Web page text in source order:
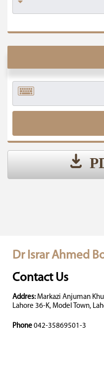
Dr Israr Ahmed
Contact Us
Addres: Markazi Anjuman
Lahore 36-K, Model Town,
Phone 042-35869501-3